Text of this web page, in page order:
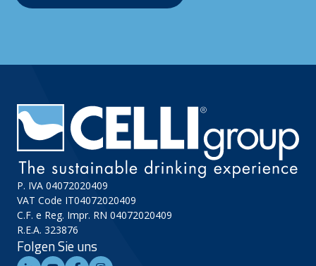
P. IVA 04072020409
VAT Code IT04072020409
C.F. e Reg. Impr. RN 04072020409
R.E.A. 323876
Folgen Sie uns